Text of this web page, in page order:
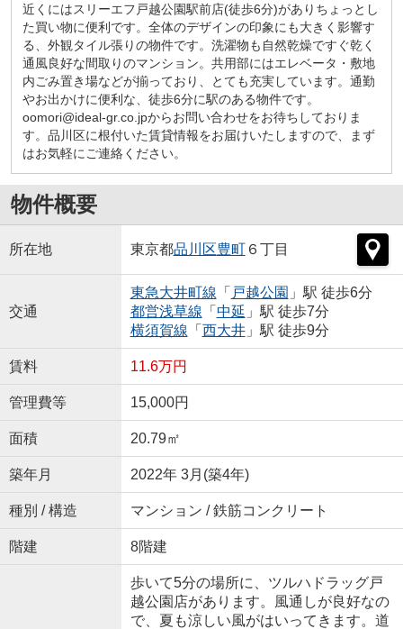
近くにはスリーエフ戸越公園駅前店(徒歩6分)がありちょっとし
た買い物に便利です。全体のデザインの印象にも大きく影響す
る、外観タイル張りの物件です。洗濯物も自然乾燥ですぐ乾く
通風良好な間取りのマンション。共用部にはエレベータ・敷地
内ごみ置き場などが揃っており、とても充実しています。通勤
やお出かけに便利な、徒歩6分に駅のある物件です。
oomori@ideal-gr.co.jpからお問い合わせをお待ちしておりま
す。品川区に根付いた賃貸情報をお届けいたしますので、まず
はお気軽にご連絡ください。
物件概要
所在地 東京都品川区豊町６丁目
交通
東急大井町線 「 戸越公園 」駅 徒歩6分
都営浅草線 「 中延 」駅 徒歩7分
横須賀線 「 西大井」駅 徒歩9分
賃料 11.6万円
管理費等 15,000円
面積 20.79㎡
築年月 2022年 3月(築4年)
種別 / 構造 マンション / 鉄筋コンクリート
階建 8階建
歩いて5分の場所に、ツルハドラッグ戸
越公園店があります。風通しが良好なの
で、夏も涼しい風がはいってきます。道